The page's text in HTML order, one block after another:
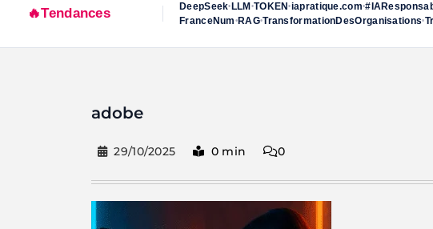
🔥Tendances DeepSeek• LLM •TOKEN•iapratique.com•
FranceNum • RAG•TransformationDesOrganisations•
adobe
29/10/2025 0 min 0